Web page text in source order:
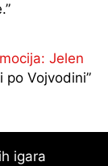
”
Jelen
po Vojvodini”
igara